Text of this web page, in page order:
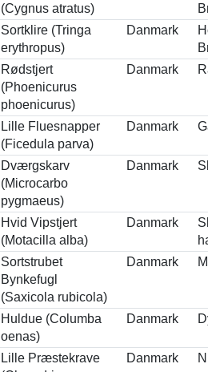
(Cygnus atratus)
Sortklire (Tringa
erythropus)
Danmark
Rødstjert
(Phoenicurus
phoenicurus)
Danmark
Lille Fluesnapper
(Ficedula parva)
Danmark
Dværgskarv
(Microcarbo
pygmaeus)
Danmark
Hvid Vipstjert
(Motacilla alba)
Danmark
Sortstrubet
Bynkefugl
(Saxicola rubicola)
Danmark
Huldue (Columba
oenas)
Danmark
Lille Præstekrave
Danmark